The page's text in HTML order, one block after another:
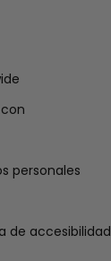
personales
de accesibilidad